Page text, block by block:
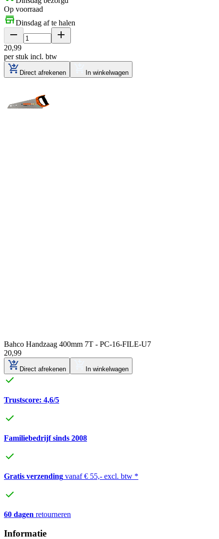
Op voorraad
Dinsdag af te halen
20,99
per stuk incl. btw
Direct afrekenen In winkelwagen
Bahco Handzaag 400mm 7T - PC-16-FILE-U7
20,99
Direct afrekenen In winkelwagen
Trustscore: 4,6/5
Familiebedrijf sinds 2008
Gratis verzending vanaf € 55,- excl. btw *
60 dagen retourneren
Informatie